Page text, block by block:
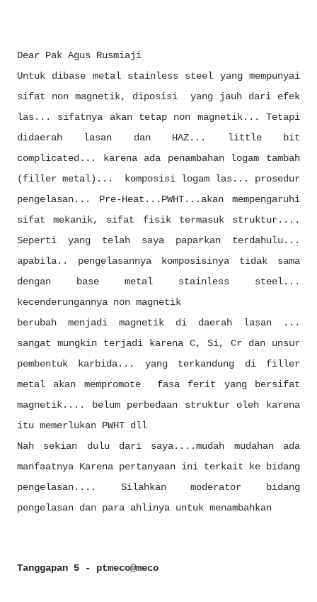
Dear Pak Agus Rusmiaji
Untuk dibase metal stainless steel yang mempunyai
sifat non magnetik, diposisi yang jauh dari efek
las... sifatnya akan tetap non magnetik... Tetapi
didaerah lasan dan HAZ... little bit
complicated... karena ada penambahan logam tambah
(filler metal)... komposisi logam las... prosedur
pengelasan... Pre-Heat...PWHT...akan mempengaruhi
sifat mekanik, sifat fisik termasuk struktur....
Seperti yang telah saya paparkan terdahulu...
apabila.. pengelasannya komposisinya tidak sama
dengan base metal stainless steel...
kecenderungannya non magnetik
berubah menjadi magnetik di daerah lasan ...
sangat mungkin terjadi karena C, Si, Cr dan unsur
pembentuk karbida... yang terkandung di filler
metal akan mempromote fasa ferit yang bersifat
magnetik.... belum perbedaan struktur oleh karena
itu memerlukan PWHT dll
Nah sekian dulu dari saya....mudah mudahan ada
manfaatnya Karena pertanyaan ini terkait ke bidang
pengelasan.... Silahkan moderator bidang
pengelasan dan para ahlinya untuk menambahkan
Tanggapan 5 - ptmeco@meco